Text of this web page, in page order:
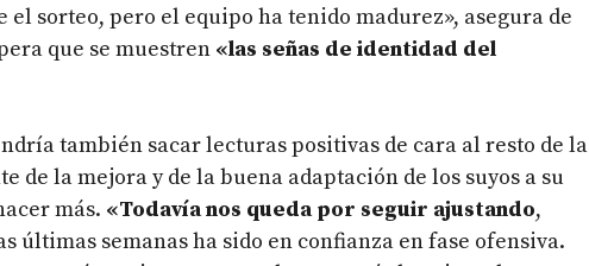
sorteo, pero el equipo ha tenido madurez», asegura de
que se muestren «las señas de identidad del
también sacar lecturas positivas de cara al resto de la
de la mejora y de la buena adaptación de los suyos a su
más. «Todavía nos queda por seguir ajustando,
últimas semanas ha sido en confianza en fase ofensiva.